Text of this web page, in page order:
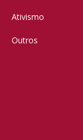
Ativismo
Outros